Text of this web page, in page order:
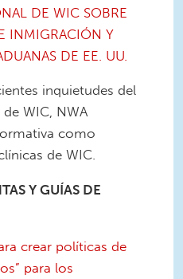
DE WIC SOBRE
INMIGRACIÓN Y
DE EE. UU.
inquietudes del
WIC, NWA
como
de WIC.
Y GUÍAS DE
crear políticas de
para los